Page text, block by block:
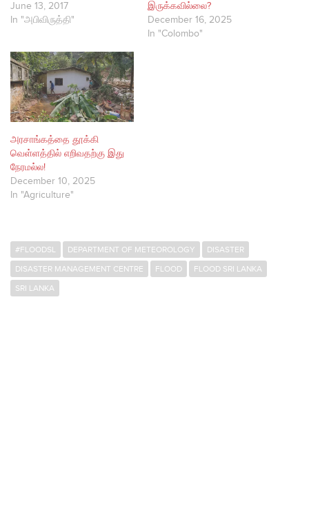
June 13, 2017
In "அபிவிருத்தி"
இருக்கவில்லை?
December 16, 2025
In "Colombo"
அரசாங்கத்தை தூக்கி
வெள்ளத்தில் எறிவதற்கு இது
நேரமல்ல!
December 10, 2025
In "Agriculture"
#FLOODSL DEPARTMENT OF METEOROLOGY
DISASTER
DISASTER MANAGEMENT CENTRE
FLOOD
FLOOD SRI LANKA
SRI LANKA